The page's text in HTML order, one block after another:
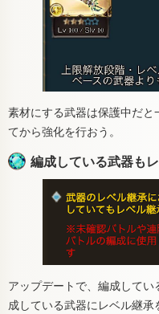
素材にする武器は保護中だと
てから強化を行おう。
編成している武器も
アップデートで、編成して
成している武器にレベル継